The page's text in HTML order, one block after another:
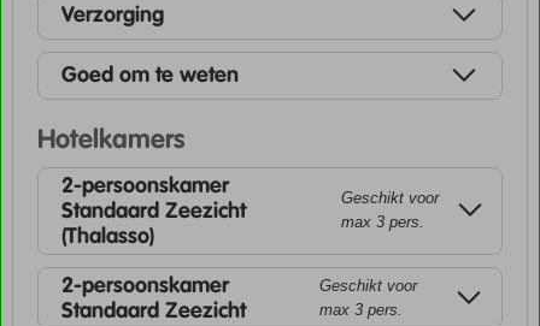
Verzorging
Goed om te weten
Hotelkamers
2-persoonskamer
Standaard Zeezicht
(Thalasso)
Geschikt voor
max 3 pers.
2-persoonskamer
Standaard Zeezicht
Geschikt voor
max 3 pers.